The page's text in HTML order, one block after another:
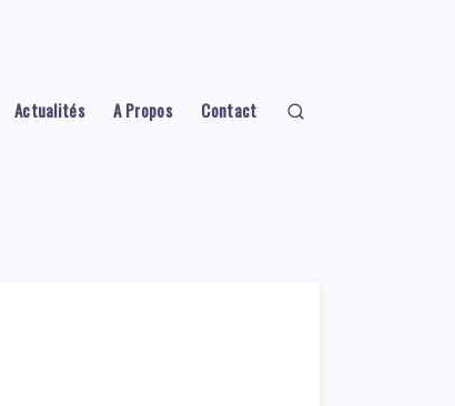
Actualités A Propos Contact